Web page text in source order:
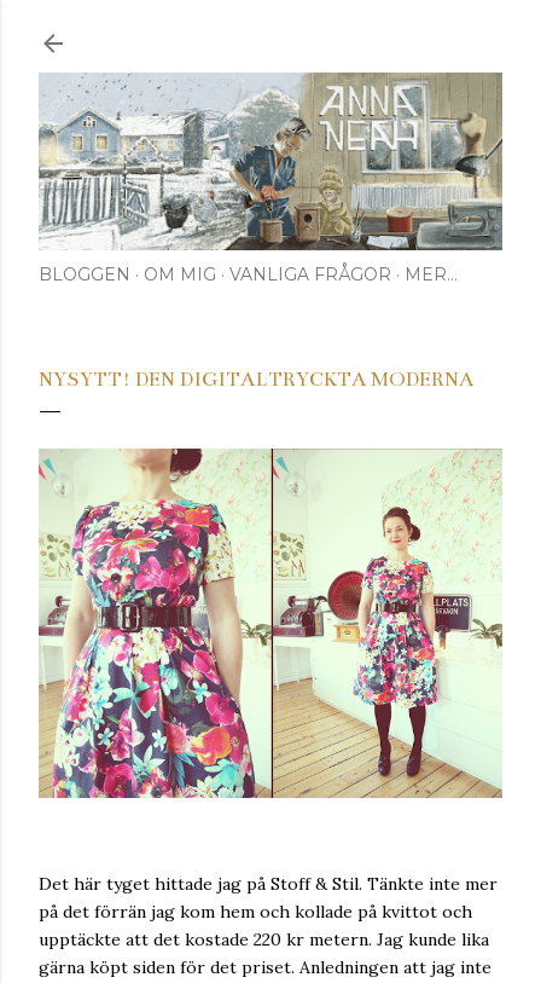
BLOGGEN OM MIG VANLIGA FRÅGOR MER…
NYSYTT! DEN DIGITALTRYCKTA MODERNA
Det här tyget hittade jag på Stoff & Stil. Tänkte inte mer
på det förrän jag kom hem och kollade på kvittot och
upptäckte att det kostade 220 kr metern. Jag kunde lika
gärna köpt siden för det priset. Anledningen att jag inte